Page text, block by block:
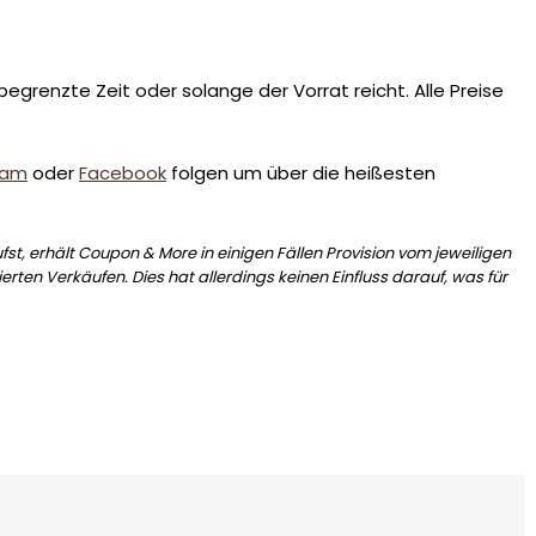
Zeit oder solange der Vorrat reicht. Alle Preise
oderFacebook folgen um über die heißesten
erhält Coupon & More in einigen Fällen Provision vom jeweiligen
Verkäufen. Dies hat allerdings keinen Einfluss darauf, was für